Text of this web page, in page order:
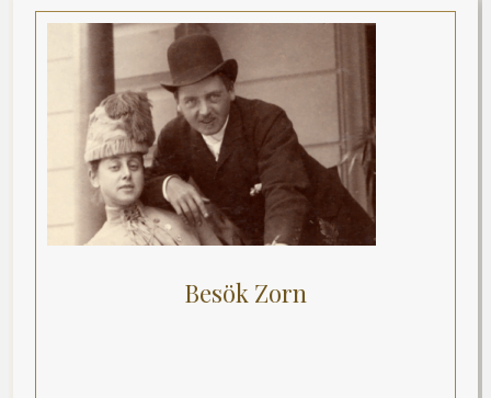
Besök Zorn